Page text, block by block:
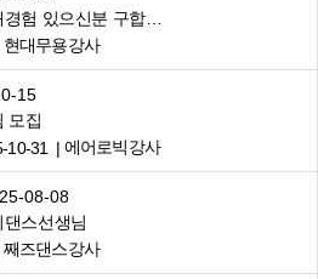
방송댄스나 무대경험 있으신분 구합니딘
현대무용강사
15
모집
10-31 에어로빅강사
08-08
스선생님
째즈댄스강사